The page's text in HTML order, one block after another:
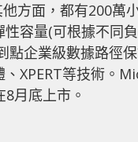
方面，都有200萬
容量(可根據不同
點企業級數據路徑
XPERT等技術。
8月底上市。